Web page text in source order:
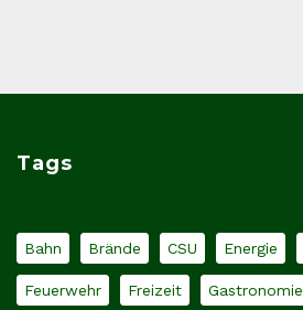
Tags
Bahn Brände CSU Energie
Feuerwehr Freizeit Gastronomie